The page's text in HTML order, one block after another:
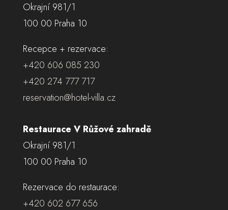
Okrajní 981/1
100 00 Praha 10
Recepce + rezervace:
+420 606 085 230
+420 274 777 717
reservation@hotel-villa.cz
Restaurace V Růžové zahradě
Okrajní 981/1
100 00 Praha 10
Rezervace do restaurace:
+420 602 677 656